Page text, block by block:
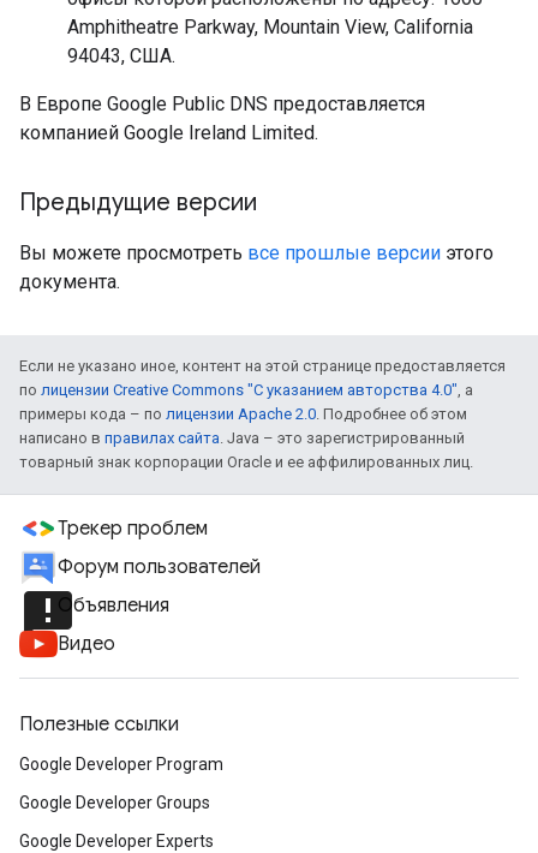
Amphitheatre Parkway, Mountain View, California
94043, США.
В Европе Google Public DNS предоставляется
компанией Google Ireland Limited.
Предыдущие версии
Вы можете просмотреть все прошлые версии этого
документа.
Если не указано иное, контент на этой странице предоставляется
по лицензии Creative Commons "С указанием авторства 4.0", а
примеры кода – по лицензии Apache 2.0. Подробнее об этом
написано в правилах сайта. Java – это зарегистрированный
товарный знак корпорации Oracle и ее аффилированных лиц.
Трекер проблем
Форум пользователей
announcementОбъявления
Видео
Полезные ссылки
Google Developer Program
Google Developer Groups
Google Developer Experts